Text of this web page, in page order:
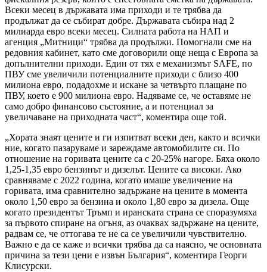
Всеки месец в държавата има приходи и те трябва да
продължат да се събират добре. Държавата събира над 2
милиарда евро всеки месец. Силната работа на НАП и
агенция „Митници“ трябва да продължи. Помогнали сме на
редовния кабинет, като сме договорили още неща с Европа за
допълнителни приходи. Един от тях е механизмът SAFE, по
ПВУ сме увеличили потенциалните приходи с близо 400
милиона евро, подадохме и искане за четвърто плащане по
ПВУ, което е 900 милиона евро. Надяваме се, че оставяме не
само добро финансово състояние, а и потенциал за
увеличаване на приходната част“, коментира още той.
„Хората знаят цените и ги изпитват всеки ден, както и всички
ние, когато пазаруваме и зареждаме автомобилите си. По
отношение на горивата цените са с 20-25% нагоре. Бяха около
1,25-1,35 евро бензинът и дизелът. Цените са високи. Ако
сравняваме с 2022 година, когато имаше увеличение на
горивата, има сравнително задържане на цените в момента
около 1,50 евро за бензина и около 1,80 евро за дизела. Още
когато президентът Тръмп и иранската страна се споразумяха
за първото спиране на огъня, аз очаквах задържане на цените,
радвам се, че оттогава те не са се увеличили чувствително.
Важно е да се каже и всички трябва да са наясно, че основната
причина за тези цени е извън България“, коментира Георги
Клисурски.